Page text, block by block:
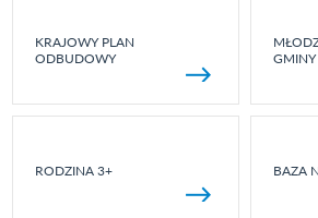
KRAJOWY PLAN
ODBUDOWY
GMINY
RODZINA 3+ BAZA